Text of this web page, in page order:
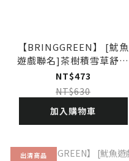
【BRINGGREEN】 [魷魚
遊戲聯名]茶樹積雪草舒緩
棉片(效期27.04)
NT$473
NT$630
加入購物車
出清商品